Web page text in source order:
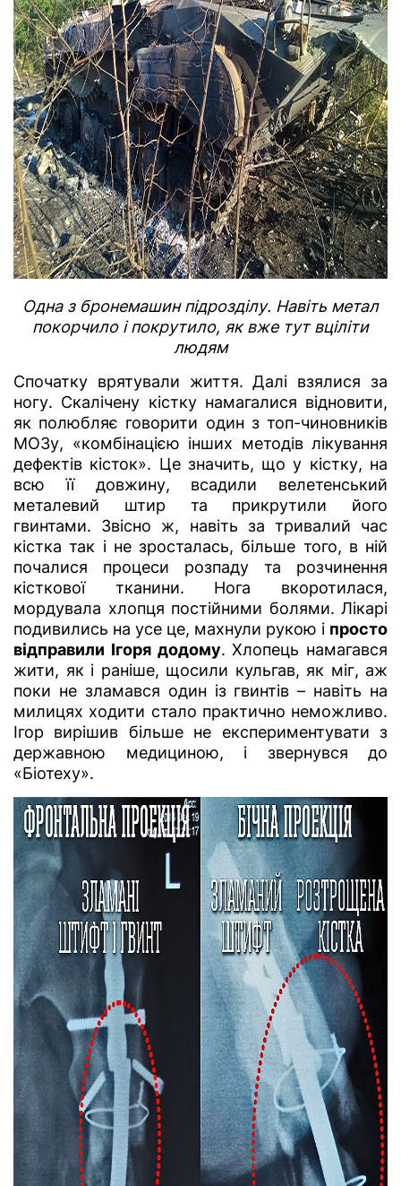
Одна з бронемашин підрозділу. Навіть метал
покорчило і покрутило, як вже тут вціліти
людям
Спочатку врятували життя. Далі взялися за
ногу. Скалічену кістку намагалися відновити,
як полюбляє говорити один з топ-чиновників
МОЗу, «комбінацією інших методів лікування
дефектів кісток». Це значить, що у кістку, на
всю її довжину, всадили велетенський
металевий штир та прикрутили його
гвинтами. Звісно ж, навіть за тривалий час
кістка так і не зросталась, більше того, в ній
почалися процеси розпаду та розчинення
кісткової тканини. Нога вкоротилася,
мордувала хлопця постійними болями. Лікарі
подивились на усе це, махнули рукою і просто
відправили Ігоря додому. Хлопець намагався
жити, як і раніше, щосили кульгав, як міг, аж
поки не зламався один із гвинтів – навіть на
милицях ходити стало практично неможливо.
Ігор вирішив більше не експериментувати з
державною медициною, і звернувся до
«Біотеху».